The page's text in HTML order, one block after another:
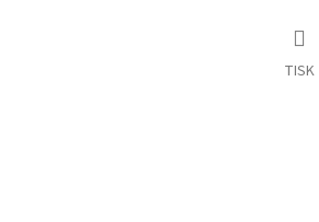
TISK